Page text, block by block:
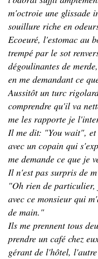
m'octroie une glissade
souillure riche en
Ecoeuré, l'estomac au
trempé par le sot
dégoulinantes de
en me demandant ce
Aussitôt un turc
comprendre qu'il va
me les rapporte je
Il me dit: "You wait", et
avec un copain qui
me demande ce que je
Il n'est pas surpris de
"Oh rien de particulier,
avec ce monsieur qui
de main."
Ils me prennent tous
prendre un café chez
gérant de l'hôtel,